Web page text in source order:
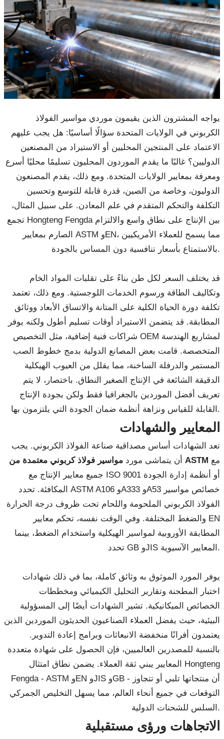
يواجه المشترون الذين يقيمون موردي مواسير الفولاذ
الكربوني في الولايات المتحدة سؤالًا أساسيًا: هل يجب عليهم
الاعتماد على المنتجين المحليين أو الاستيراد من المصنعين
الدوليين؟ غالبًا ما يقدم الموردون المحليون تسليمًا محليًا أسرع
ومعرفة بمعايير الولايات المتحدة. ومع ذلك، يقدم المصنعون
الدوليون، وخاصة من الصين، قدرة قابلة للتوسع وتحسين
التكلفة والتحكم المتقدم في علم المعادن. على سبيل المثال،
تجمع Hongteng Fengda بين الإنتاج على نطاق واسع والالتزام
الصارم بمعايير ASTM وEN، مما يسمح للعملاء الأمريكيين
بالاستمتاع بأسعار تنافسية دون المساس بالجودة.
قد يختلف السعر لكل طن بناءً على تقلبات المواد الخام
وتكاليف الطاقة ورسوم الخدمات اللوجستية. ومع ذلك، تعتمد
تكلفة دورة الحياة الكلية على المتانة والاتساق الأبعاد ووثائق
المطابقة. قد يتضمن الاستيراد أوقات تسليم أطول ولكنه يوفر
شراكات فنية إضافية، مثل التخصيص OEM لمشاريع الهندسة
المتخصصة. قامت بعض المصانع الدولية بدمج خطوط الصب
المستمر والدرفلة الساخنة، مما يقلل من العيوب الهيكلية
الدقيقة الشائعة في الإنتاج الصغير النطاق. باختصار، لا يتم
تعريف أفضل الموردين بالجغرافيا فقط ولكن بجودة الإنتاج
القابلة للقياس ونزاهة أنظمة ضمان الجودة التي يلتزمون بها.
المعايير والشهادات
تعد الشهادات أساس مصداقية صناعة الفولاذ الكربوني. يجب
أن يتماشى مورد مواسير فولاذ كربوني معتمدة من ASTM
جميع معايير الإنتاج مع ISO 9001 أو أنظمة إدارة الجودة
المكافئة. تحدد ASTM A106 وA333 وA53 خصائص مواسير
الفولاذ الكربوني الملحومة واللحام تحت ظروف درجة الحرارة
والضغط المختلفة. وفي الوقت نفسه، تحكم معايير EN
المطابقة الأوروبية لمواسير الهيكلية واستخدام الضغط، بينما
تحدد GB وJIS المعايير الآسيوية.
يوفر المورد الموثوق به وثائق كاملة، بما في ذلك شهادات
اختبار المطحنة وتقارير التحليل الكيميائي ومخططات
الخصائص الميكانيكية. تشير الشهادات أيضًا إلى المسؤولية
البيئية، حيث يفضل العملاء الصناعيون الحديثون الموردين الذين
يعتمدون أفرانًا منخفضة الانبعاثات وبرامج إعادة التدوير.
بالنسبة للمصدرين العالميين، فإن الحصول على شهادة متعددة
المعايير يبني ثقة العملاء. يضمن نطاق امتثال Hongteng
Fengda - ASTM وEN وJIS وGB - أن منتجاتها تلبي أو تتجاوز
التوقعات في جميع أنحاء العالم، مما يسهل التخليص الجمركي
السلس للشحنات الدولية.
الاتجاهات ورؤى مستقبلية